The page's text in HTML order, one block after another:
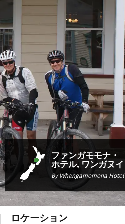
ファンガモモナ・
ホテル, ワンガヌイ
By Whangamomona Hotel
ロケーション